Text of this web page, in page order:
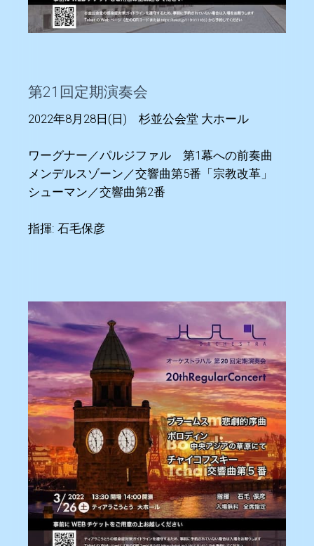
第21回定期演奏会
2022年8月28日(日) 杉並公会堂 大ホール
ワーグナー／パルジファル 第1幕への前奏曲
メンデルスゾーン／交響曲第5番「宗教改革」
シューマン／交響曲第2番
指揮: 石毛保彦